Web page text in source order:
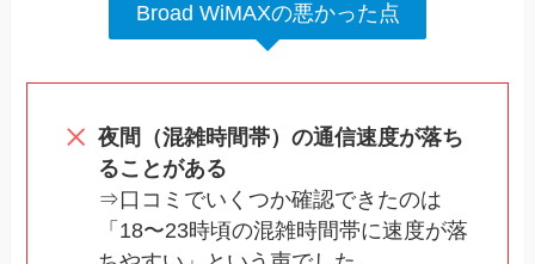
Broad WiMAXの悪かった点
夜間（混雑時間帯）の通信速度が落ち
ることがある
⇒口コミでいくつか確認できたのは
「18〜23時頃の混雑時間帯に速度が落